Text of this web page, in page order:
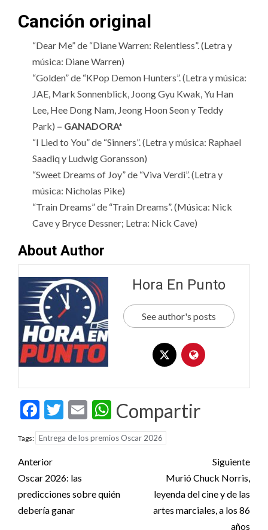
Canción original
“Dear Me” de “Diane Warren: Relentless”. (Letra y
música: Diane Warren)
“Golden” de “KPop Demon Hunters”. (Letra y música:
JAE, Mark Sonnenblick, Joong Gyu Kwak, Yu Han
Lee, Hee Dong Nam, Jeong Hoon Seon y Teddy
Park) – GANADORA*
“I Lied to You” de “Sinners”. (Letra y música: Raphael
Saadiq y Ludwig Goransson)
“Sweet Dreams of Joy” de “Viva Verdi”. (Letra y
música: Nicholas Pike)
“Train Dreams” de “Train Dreams”. (Música: Nick
Cave y Bryce Dessner; Letra: Nick Cave)
About Author
Hora En Punto
See author's posts
Facebook
Twitter
EmailWhatsApp
Compartir
Tags: Entrega de los premios Oscar 2026
Post
navigation
Anterior
Oscar 2026: las
predicciones sobre quién
debería ganar
Siguiente
Murió Chuck Norris,
leyenda del cine y de las
artes marciales, a los 86
años